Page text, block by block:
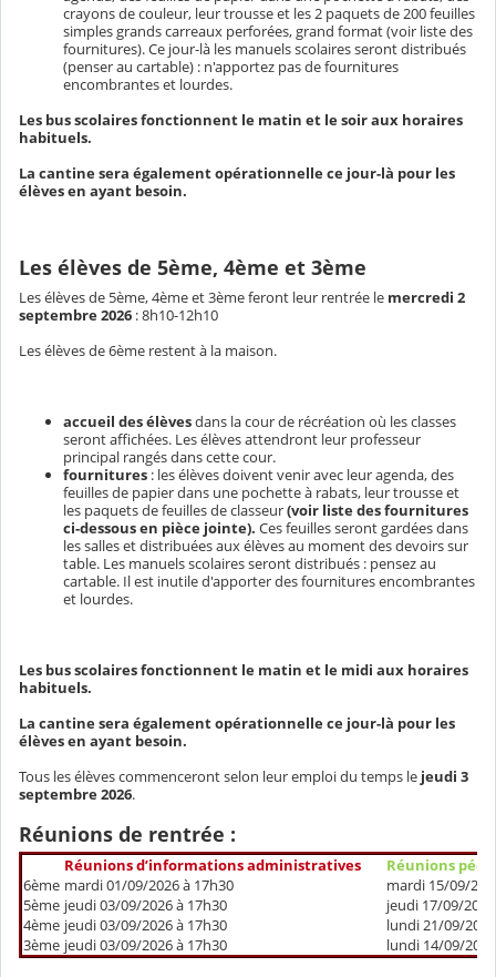
crayons de couleur, leur trousse et les 2 paquets de 200 feuilles
simples grands carreaux perforées, grand format (voir liste des
fournitures). Ce jour-là les manuels scolaires seront distribués
(penser au cartable) : n'apportez pas de fournitures
encombrantes et lourdes.
Les bus scolaires fonctionnent le matin et le soir aux horaires
habituels.
La cantine sera également opérationnelle ce jour-là pour les
élèves en ayant besoin.
Les élèves de 5ème, 4ème et 3ème
Les élèves de 5ème, 4ème et 3ème feront leur rentrée le mercredi 2
septembre 2026 : 8h10-12h10
Les élèves de 6ème restent à la maison.
accueil des élèvesdans la cour de récréation où les classes
seront affichées. Les élèves attendront leur professeur
principal rangés dans cette cour.
fournitures : les élèves doivent venir avec leur agenda, des
feuilles de papier dans une pochette à rabats, leur trousse et
les paquets de feuilles de classeur(voir liste des fournitures
ci-dessous en pièce jointe). Ces feuilles seront gardées dans
les salles et distribuées aux élèves au moment des devoirs sur
table. Les manuels scolaires seront distribués : pensez au
cartable. Il est inutile d'apporter des fournitures encombrantes
et lourdes.
Les bus scolaires fonctionnent le matin et le midi aux horaires
habituels.
La cantine sera également opérationnelle ce jour-là pour les
élèves en ayant besoin.
Tous les élèves commenceront selon leur emploi du temps le jeudi 3
septembre 2026.
Réunions de rentrée :
Réunions d’informations administratives
Réunions
6ème mardi 01/09/2026 à 17h30
mardi 15/09/
5ème jeudi 03/09/2026 à 17h30
jeudi 17/09/
4ème jeudi 03/09/2026 à 17h30
lundi 21/09/
3ème jeudi 03/09/2026 à 17h30 lundi 14/09/